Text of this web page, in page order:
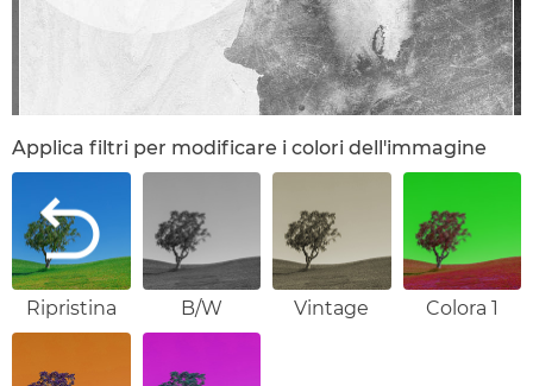
Applica filtri per modificare i colori dell'immagine
Ripristina B/W Vintage Colora 1